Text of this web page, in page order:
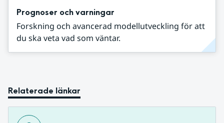
Prognoser och varningar
Forskning och avancerad modellutveckling för att
du ska veta vad som väntar.
Relaterade länkar